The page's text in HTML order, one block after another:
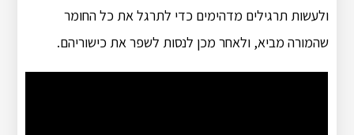
ולעשות תרגילים מדהימים כדי לתרגל את כל החומר
שהמורה מביא, ולאחר מכן לנסות לשפר את כישוריהם.